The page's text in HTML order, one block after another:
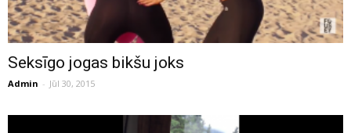
Seksīgo jogas bikšu joks
Admin - Jūl 30, 2015